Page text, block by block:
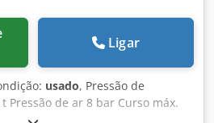
Ligar
usado, Pressão de
Pressão de ar 8 bar Curso máx.
aprox. 250 x 200 mm Peso